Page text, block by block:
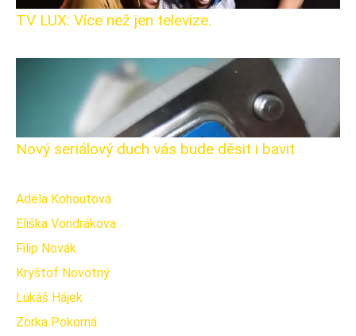
TV LUX: Více než jen televize.
Nový seriálový duch vás bude děsit i bavit
Adéla Kohoutová
Eliška Vondrákova
Filip Novák
Kryštof Novotný
Lukáš Hájek
Zorka Pokorná